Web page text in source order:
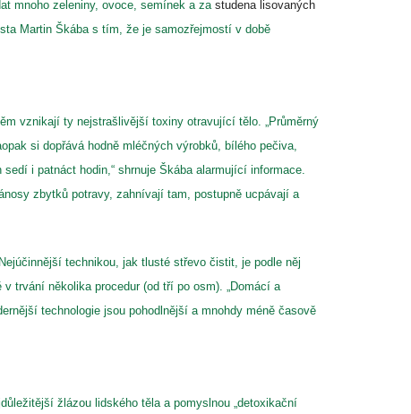
mnoho zeleniny, ovoce, semínek a za studena lisovaných
Martin Škába s tím, že je samozřejmostí v době
vznikají ty nejstrašlivější toxiny otravující tělo. „Průměrný
si dopřává hodně mléčných výrobků, bílého pečiva,
i patnáct hodin,“ shrnuje Škába alarmující informace.
zbytků potravy, zahnívají tam, postupně ucpávají a
technikou, jak tlusté střevo čistit, je podle něj
trvání několika procedur (od tří po osm). „Domácí a
technologie jsou pohodlnější a mnohdy méně časově
žlázou lidského těla a pomyslnou „detoxikační